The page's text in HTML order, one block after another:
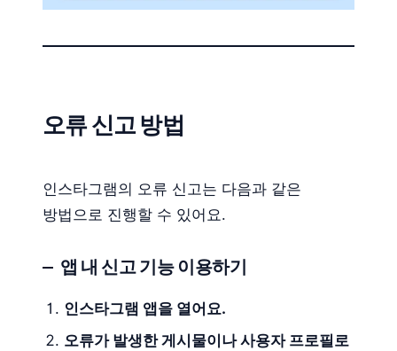
오류 신고 방법
인스타그램의 오류 신고는 다음과 같은
방법으로 진행할 수 있어요.
앱 내 신고 기능 이용하기
인스타그램 앱을 열어요.
오류가 발생한 게시물이나 사용자 프로필로